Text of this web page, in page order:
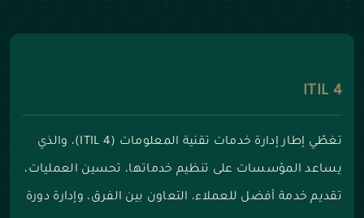
ITIL 4
تغطّي إطار إدارة خدمات تقنية المعلومات (ITIL 4)، والذي
يساعد المؤسسات على تنظيم خدماتها، تحسين العمليات،
تقديم خدمة أفضل للعملاء، التعاون بين الفرق، وإدارة دورة